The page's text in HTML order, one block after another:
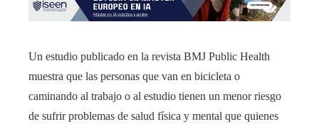
Un estudio publicado en la revista BMJ Public Health
muestra que las personas que van en bicicleta o
caminando al trabajo o al estudio tienen un menor riesgo
de sufrir problemas de salud física y mental que quienes